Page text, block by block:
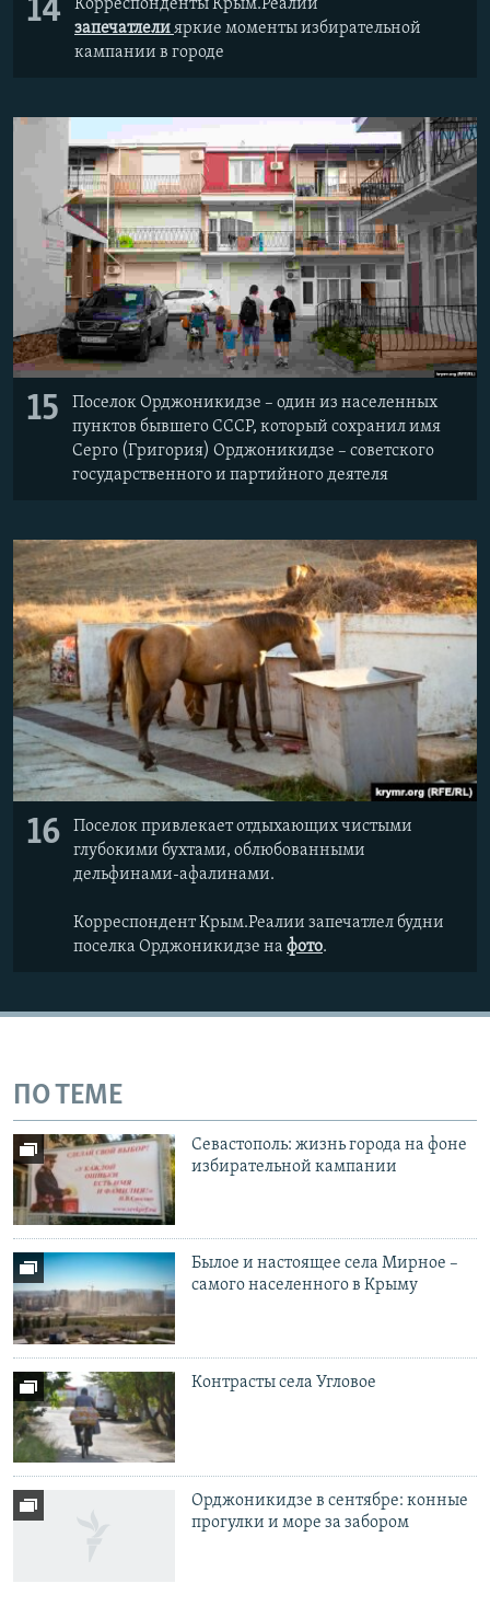
14
Корреспонденты Крым.Реалии
запечатлелияркие моменты избирательной
кампании в городе
15
Поселок Орджоникидзе – один из населенных
пунктов бывшего СССР, который сохранил имя
Серго (Григория) Орджоникидзе – советского
государственного и партийного деятеля
16
Поселок привлекает отдыхающих чистыми
глубокими бухтами, облюбованными
дельфинами-афалинами.
Корреспондент Крым.Реалии запечатлел будни
поселка Орджоникидзе на фото.
ПО ТЕМЕ
Севастополь: жизнь города на фоне
избирательной кампании
Былое и настоящее села Мирное –
самого населенного в Крыму
Контрасты села Угловое
Орджоникидзе в сентябре: конные
прогулки и море за забором